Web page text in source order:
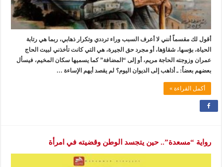
أقول لك مقسماً أنني لا أعرف السبب وراء ترددي وتكرار ذهابي، ربما هي رتابة
الحياة، بؤسها، شقاؤها، أو مجرد حق الجيرة، هي التي كانت تأخذني لبيت الحاج
عمران وزوجته الحاجة مريم، أو إلى “المضافة” كما يسميها سكان المخيم، فيسأل
بعضهم بعضاً: ـ أذاهب إلى الديوان اليوم؟ لم يقصد أيهم الإساءة …
أكمل القراءة »
رواية “مسعدة”.. حين يتجسد الوطن وقضيته في امرأة